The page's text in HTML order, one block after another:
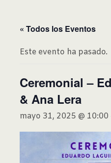
« Todos los Eventos
Este evento ha pasado.
Ceremonial –
& Ana Lera
mayo 31, 2025 @ 10:00